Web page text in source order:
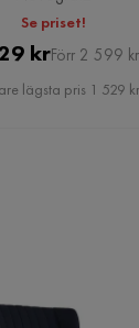
Se priset!
Pris
krOriginal
Pris
Förr 2 599 kr
lägsta pris 1 529 kr